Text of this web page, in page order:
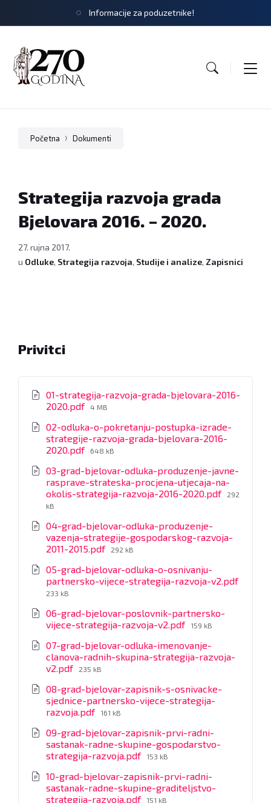
Informacije za poduzetnike!
Početna Dokumenti
Strategija razvoja grada
Bjelovara 2016. – 2020.
27. rujna 2017.
u Odluke, Strategija razvoja, Studije i analize, Zapisnici
Privitci
01-strategija-razvoja-grada-bjelovara-2016-
2020.pdf File
4 MB
02-odluka-o-pokretanju-postupka-izrade-
strategije-razvoja-grada-bjelovara-2016-
2020.pdf File
648 kB
03-grad-bjelovar-odluka-produzenje-javne-
rasprave-strateska-procjena-utjecaja-na-
okolis-strategija-razvoja-2016-2020.pdf File
292
kB
04-grad-bjelovar-odluka-produzenje-
vazenja-strategije-gospodarskog-razvoja-
2011-2015.pdf File
292 kB
05-grad-bjelovar-odluka-o-osnivanju-
partnersko-vijece-strategija-razvoja-v2.pdf
File
233 kB
06-grad-bjelovar-poslovnik-partnersko-
vijece-strategija-razvoja-v2.pdf File
159 kB
07-grad-bjelovar-odluka-imenovanje-
clanova-radnih-skupina-strategija-razvoja-
v2.pdf File
235 kB
08-grad-bjelovar-zapisnik-s-osnivacke-
sjednice-partnersko-vijece-strategija-
razvoja.pdf File
161 kB
09-grad-bjelovar-zapisnik-prvi-radni-
sastanak-radne-skupine-gospodarstvo-
strategija-razvoja.pdf File
153 kB
10-grad-bjelovar-zapisnik-prvi-radni-
sastanak-radne-skupine-graditeljstvo-
strategija-razvoja.pdf File
151 kB